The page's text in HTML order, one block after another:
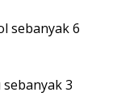
sebanyak 6
3